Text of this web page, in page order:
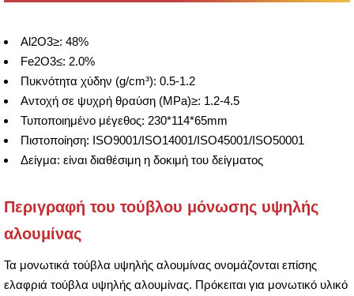
Al2O3≥: 48%
Fe2O3≤: 2.0%
Πυκνότητα χύδην (g/cm³): 0.5-1.2
Αντοχή σε ψυχρή θραύση (MPa)≥: 1.2-4.5
Τυποποιημένο μέγεθος: 230*114*65mm
Πιστοποίηση: ISO9001/ISO14001/ISO45001/ISO50001
Δείγμα: είναι διαθέσιμη η δοκιμή του δείγματος
Περιγραφή του τούβλου μόνωσης υψηλής
αλουμίνας
Τα μονωτικά τούβλα υψηλής αλουμίνας ονομάζονται επίσης
ελαφριά τούβλα υψηλής αλουμίνας. Πρόκειται για μονωτικό υλικό